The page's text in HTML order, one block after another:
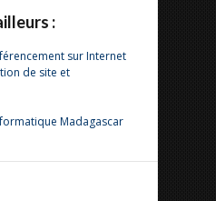
:
sur Internet
de site et
Madagascar